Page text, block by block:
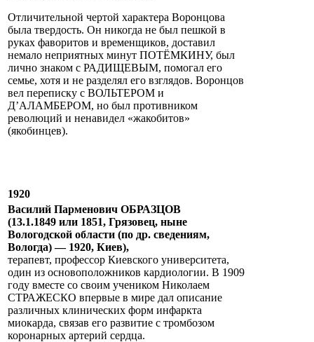
Отличительной чертой характера Воронцова
была твердость. Он никогда не был пешкой в
руках фаворитов и временщиков, доставил
немало неприятных минут ПОТЁМКИНУ, был
лично знаком с РАДИЩЕВЫМ, помогал его
семье, хотя и не разделял его взглядов. Воронцов
вел переписку с ВОЛЬТЕРОМ и
Д’АЛАМБЕРОМ, но был противником
революций и ненавидел «жакобитов»
(якобинцев).
1920
Василий Парменович ОБРАЗЦОВ
(13.1.1849 или 1851, Грязовец, ныне
Вологодской области (по др. сведениям,
Вологда) — 1920, Киев),
терапевт, профессор Киевского университета,
один из основоположников кардиологии. В 1909
году вместе со своим учеником Николаем
СТРАЖЕСКО впервые в мире дал описание
различных клинических форм инфаркта
миокарда, связав его развитие с тромбозом
коронарных артерий сердца.